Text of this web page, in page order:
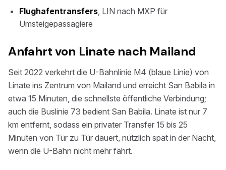
Flughafentransfers, LIN nach MXP für
Umsteigepassagiere
Anfahrt von Linate nach Mailand
Seit 2022 verkehrt die U-Bahnlinie M4 (blaue Linie) von
Linate ins Zentrum von Mailand und erreicht San Babila in
etwa 15 Minuten, die schnellste öffentliche Verbindung;
auch die Buslinie 73 bedient San Babila. Linate ist nur 7
km entfernt, sodass ein privater Transfer 15 bis 25
Minuten von Tür zu Tür dauert, nützlich spät in der Nacht,
wenn die U-Bahn nicht mehr fährt.